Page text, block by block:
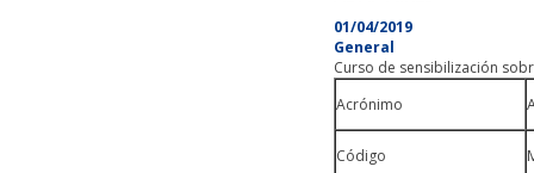
01/04/2019
General
Curso de sensibilización
Acrónimo
Código